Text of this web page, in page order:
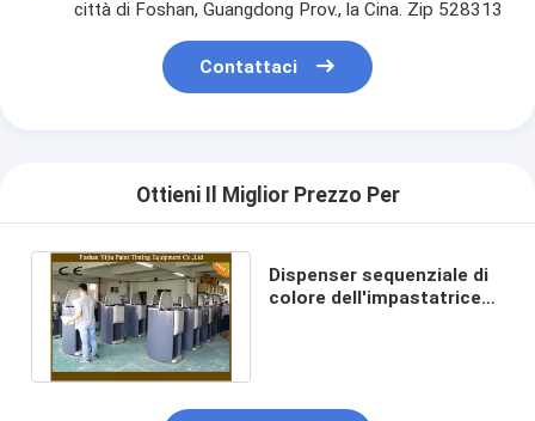
città di Foshan, Guangdong Prov., la Cina. Zip 528313
Contattaci
Ottieni Il Miglior Prezzo Per
Dispenser sequenziale di
colore dell'impastatrice